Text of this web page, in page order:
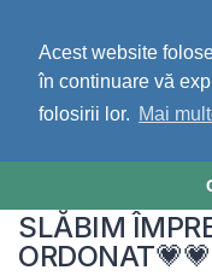
Acest website
în continuare vă
folosirii lor. Mai
SLĂBIM